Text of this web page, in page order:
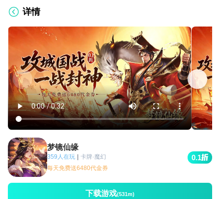
详情
梦镜仙缘
359人在玩 | 卡牌·魔幻
每天免费送6480代金券
0.1
下载游戏(531m)